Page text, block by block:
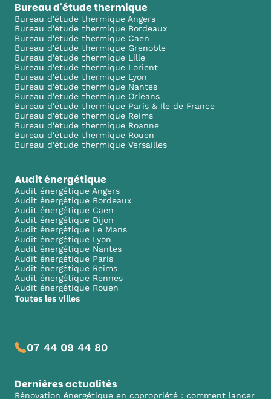
Bureau d'étude thermique
Bureau d'étude thermique Angers
Bureau d'étude thermique Bordeaux
Bureau d'étude thermique Caen
Bureau d'étude thermique Grenoble
Bureau d'étude thermique Lille
Bureau d'étude thermique Lorient
Bureau d'étude thermique Lyon
Bureau d'étude thermique Nantes
Bureau d'étude thermique Orléans
Bureau d'étude thermique Paris & Ile de France
Bureau d'étude thermique Reims
Bureau d'étude thermique Roanne
Bureau d'étude thermique Rouen
Bureau d'étude thermique Versailles
Audit énergétique
Audit énergétique Angers
Audit énergétique Bordeaux
Audit énergétique Caen
Audit énergétique Dijon
Audit énergétique Le Mans
Audit énergétique Lyon
Audit énergétique Nantes
Audit énergétique Paris
Audit énergétique Reims
Audit énergétique Rennes
Audit énergétique Rouen
Toutes les villes
07 44 09 44 80
Dernières actualités
Rénovation énergétique en copropriété : comment lancer